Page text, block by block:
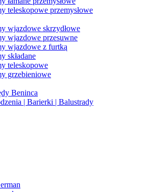
teleskopowe przemysłowe
wjazdowe skrzydłowe
wjazdowe przesuwne
wjazdowe z furtką
składane
teleskopowe
grzebieniowe
Beninca
| Barierki | Balustrady